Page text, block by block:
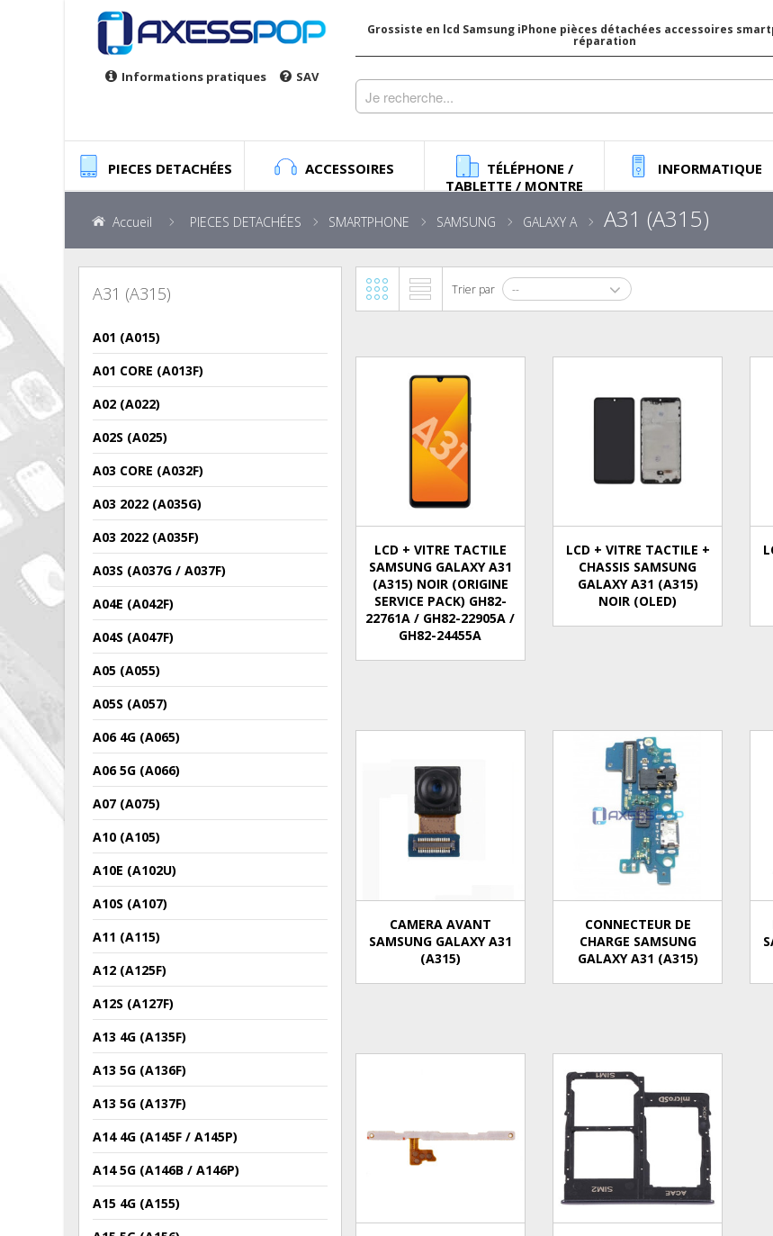
Informations pratiques SAV
Grossiste en lcd Samsung iPhone pièces détachées accessoires
réparation
PIECES DETACHÉES ACCESSOIRES
TÉLÉPHONE /
TABLETTE / MONTRE
INFORMATIQUE
Accueil PIECES DETACHÉES SMARTPHONE SAMSUNG GALAXY A A31 (A315)
A31 (A315)
A01 (A015)
A01 CORE (A013F)
A02 (A022)
A02S (A025)
A03 CORE (A032F)
A03 2022 (A035G)
A03 2022 (A035F)
A03S (A037G / A037F)
A04E (A042F)
A04S (A047F)
A05 (A055)
A05S (A057)
A06 4G (A065)
A06 5G (A066)
A07 (A075)
A10 (A105)
A10E (A102U)
A10S (A107)
A11 (A115)
A12 (A125F)
A12S (A127F)
A13 4G (A135F)
A13 5G (A136F)
A13 5G (A137F)
A14 4G (A145F / A145P)
A14 5G (A146B / A146P)
A15 4G (A155)
Trier par --
LCD + VITRE TACTILE
SAMSUNG GALAXY A31
(A315) NOIR (ORIGINE
SERVICE PACK) GH82-
22761A / GH82-22905A /
GH82-24455A
LCD + VITRE TACTILE +
CHASSIS SAMSUNG
GALAXY A31 (A315)
NOIR (OLED)
CAMERA AVANT
SAMSUNG GALAXY A31
(A315)
CONNECTEUR DE
CHARGE SAMSUNG
GALAXY A31 (A315)